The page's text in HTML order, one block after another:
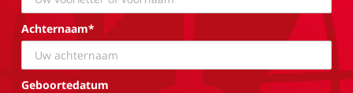
Achternaam*
Geboortedatum